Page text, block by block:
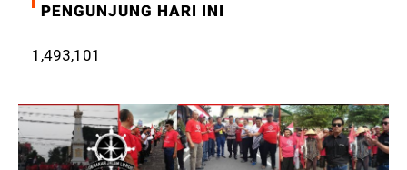
PENGUNJUNG HARI INI
1,493,101